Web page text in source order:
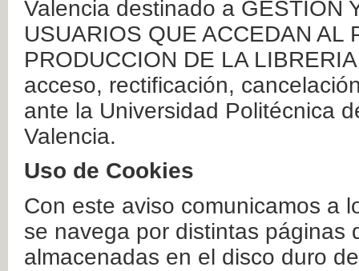
Valencia destinado a GESTION
USUARIOS QUE ACCEDAN AL
PRODUCCION DE LA
acceso, rectificación,
ante la Universidad Politécnica
Valencia.
Uso de Cookies
Con este aviso comunicamos a
se navega por distintas páginas
almacenadas en el disco duro